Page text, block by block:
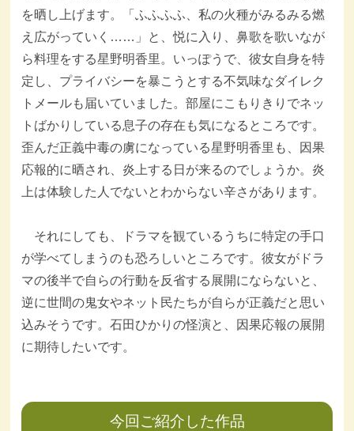
を晒し上げます。「ふふふふ、私の火種がみるみる燃
え広がっていく……」と、悦に入り、鼻歌を歌いなが
ら料理をする星野明香里。いっぽうで、彼女自身を特
定し、プライバシーを暴こうとする不気味なダイレク
トメールも届いていました。部屋にこもりきりでネッ
トばかりしている息子の存在も気になるところです。
歪んだ正義中毒の虜になっている星野明香里も、因果
応報的に晒され、炎上する日が来るのでしょうか。炎
上は体験した人でないとわからない辛さがあります。
それにしても、ドラマを観ているうちに特定の手口
が学べてしまうのも恐ろしいところです。彼女がドラ
マの後半で自らの行動を反省する展開にならないと、
逆に世間の鬼女やネット民たちが自らが正義だと思い
込みそうです。石田ひかりの怪演と、因果応報の展開
に期待したいです。
今回ご紹介した作品